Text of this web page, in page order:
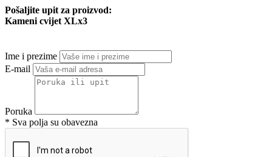
Pošaljite upit za proizvod:
Kameni cvijet XLx3
Ime i prezime
E-mail
Poruka
* Sva polja su obavezna